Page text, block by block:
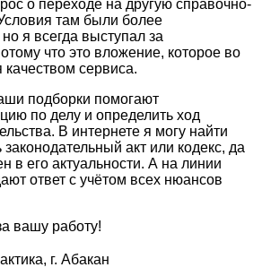
о переходе на другую справочно-
там были более
я всегда выступал за
что это вложение, которое во
качеством сервиса.
подборки помогают
по делу и определить ход
В интернете я могу найти
законодательный акт или кодекс, да
в его актуальности. А на линии
ответ с учётом всех нюансов
вашу работу!
г. Абакан